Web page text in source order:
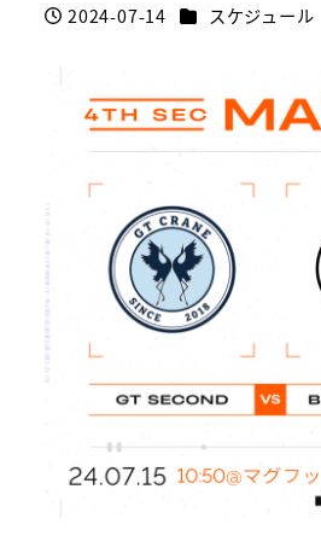
投稿日
2024-07-14 カテゴリー
スケジュール